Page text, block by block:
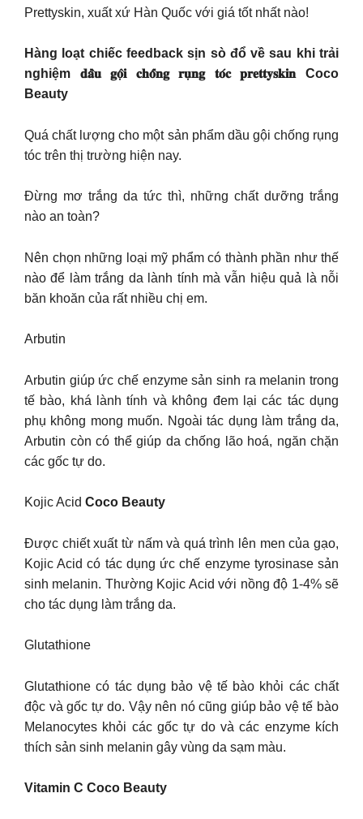
Prettyskin, xuất xứ Hàn Quốc với giá tốt nhất nào!
Hàng loạt chiếc feedback sịn sò đổ về sau khi trải
nghiệm 𝐝𝐚̂̀𝐮 𝐠𝐨̣̂𝐢 𝐜𝐡𝐨̂́𝐧𝐠 𝐫𝐮̣𝐧𝐠 𝐭𝐨́𝐜 𝐩𝐫𝐞𝐭𝐭𝐲𝐬𝐤𝐢𝐧 Coco
Beauty
Quá chất lượng cho một sản phẩm dầu gội chống rụng
tóc trên thị trường hiện nay.
Đừng mơ trắng da tức thì, những chất dưỡng trắng
nào an toàn?
Nên chọn những loại mỹ phẩm có thành phần như thế
nào để làm trắng da lành tính mà vẫn hiệu quả là nỗi
băn khoăn của rất nhiều chị em.
Arbutin
Arbutin giúp ức chế enzyme sản sinh ra melanin trong
tế bào, khá lành tính và không đem lại các tác dụng
phụ không mong muốn. Ngoài tác dụng làm trắng da,
Arbutin còn có thể giúp da chống lão hoá, ngăn chặn
các gốc tự do.
Kojic Acid Coco Beauty
Được chiết xuất từ nấm và quá trình lên men của gạo,
Kojic Acid có tác dụng ức chế enzyme tyrosinase sản
sinh melanin. Thường Kojic Acid với nồng độ 1-4% sẽ
cho tác dụng làm trắng da.
Glutathione
Glutathione có tác dụng bảo vệ tế bào khỏi các chất
độc và gốc tự do. Vậy nên nó cũng giúp bảo vệ tế bào
Melanocytes khỏi các gốc tự do và các enzyme kích
thích sản sinh melanin gây vùng da sạm màu.
Vitamin C Coco Beauty